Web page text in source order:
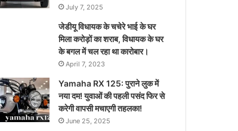
July 7, 2025
जेडीयू विधायक के चचेरे भाई के घर
मिला करोड़ों का शराब, विधायक के घर
के बगल में चल रहा था कारोबार।
April 7, 2023
Yamaha RX 125: पुराने लुक में
नया दम! युवाओं की पहली पसंद फिर से
करेगी वापसी मचाएगी तहलका!
June 25, 2025